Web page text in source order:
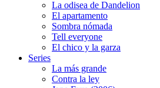
La odisea de Dandelion
El apartamento
Sombra nómada
Tell everyone
El chico y la garza
Series
La más grande
Contra la ley